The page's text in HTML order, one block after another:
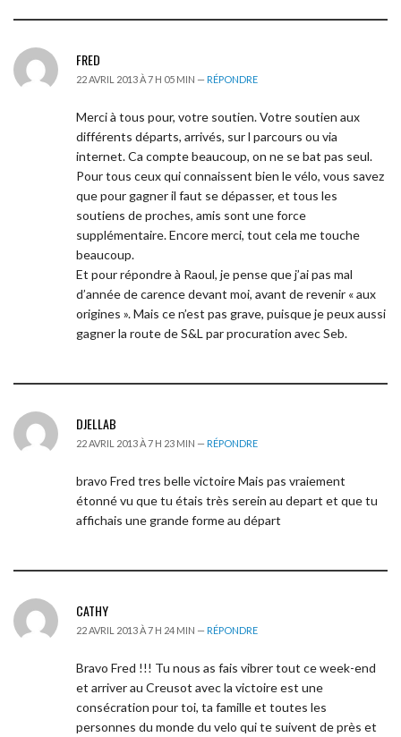
FRED
22 AVRIL 2013 À 7 H 05 MIN — RÉPONDRE
Merci à tous pour, votre soutien. Votre soutien aux
différents départs, arrivés, sur l parcours ou via
internet. Ca compte beaucoup, on ne se bat pas seul.
Pour tous ceux qui connaissent bien le vélo, vous savez
que pour gagner il faut se dépasser, et tous les
soutiens de proches, amis sont une force
supplémentaire. Encore merci, tout cela me touche
beaucoup.
Et pour répondre à Raoul, je pense que j’ai pas mal
d’année de carence devant moi, avant de revenir « aux
origines ». Mais ce n’est pas grave, puisque je peux aussi
gagner la route de S&L par procuration avec Seb.
DJELLAB
22 AVRIL 2013 À 7 H 23 MIN — RÉPONDRE
bravo Fred tres belle victoire Mais pas vraiement
étonné vu que tu étais très serein au depart et que tu
affichais une grande forme au départ
CATHY
22 AVRIL 2013 À 7 H 24 MIN — RÉPONDRE
Bravo Fred !!! Tu nous as fais vibrer tout ce week-end
et arriver au Creusot avec la victoire est une
consécration pour toi, ta famille et toutes les
personnes du monde du velo qui te suivent de près et